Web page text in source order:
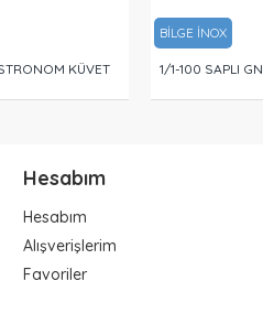
KÜVET
BİLGE İNOX
1/1-100 SAPLI
Hesabım
Hesabım
Alışverişlerim
Favoriler